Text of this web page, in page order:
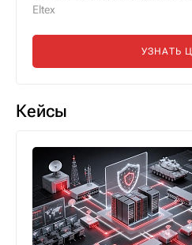
Eltex
УЗНАТЬ
Кейсы